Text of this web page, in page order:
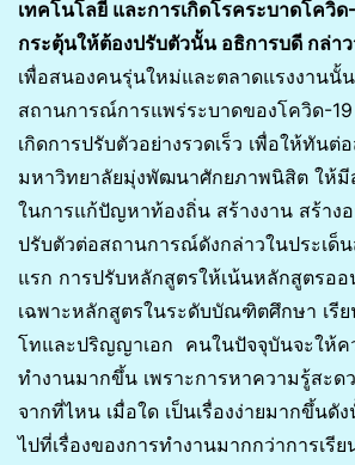
เทคโนโลยี และการเกิดโรคระบาดโควิ
กระตุ้นให้ต้องปรับตัวนั้น อธิการบดี กล่า
เพื่อสนองคนรุ่นใหม่และตลาดแรงงานนั้
สถานการณ์การแพร่ระบาดของโควิด-19
เกิดการปรับตัวอย่างรวดเร็ว เพื่อให้ทัน
มหาวิทยาลัยมุ่งพัฒนาศักยภาพนิสิต ให้
ในการแก้ปัญหาท้องถิ่น สร้างงาน สร้าง
ปรับตัวต่อสถานการณ์ดังกล่าวในประเด็
แรก การปรับหลักสูตรให้เน้นหลักสูตรอ
เฉพาะหลักสูตรในระดับบัณฑิตศึกษา เรี
โทและปริญญาเอก คนในปัจจุบันจะให้
ทำงานมากขึ้น เพราะการหาความรู้สะด
จากที่ไหน เมื่อใด เป็นเรื่องง่ายมากขึ้นดั
ไปที่เรื่องของการทำงานมากกว่าการเรี